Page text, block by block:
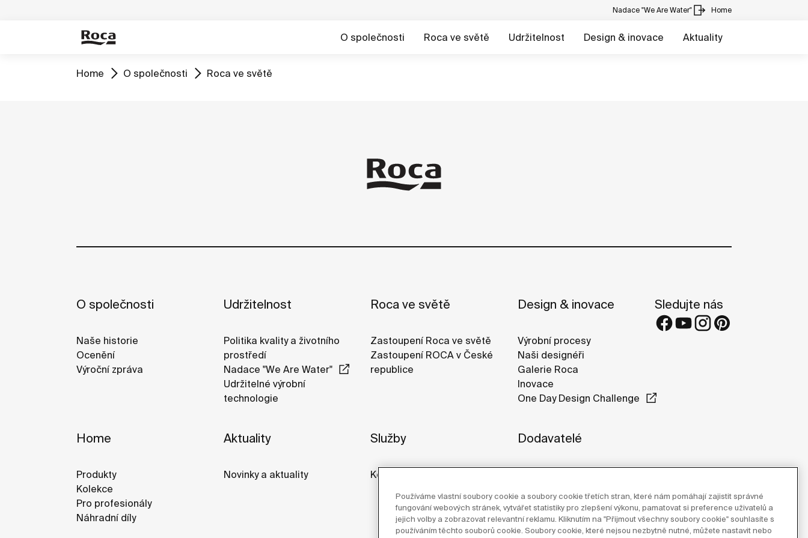
Nadace "We Are Water" Home
O společnosti Roca ve světě Udržitelnost Design & inovace Aktuality
Home O společnosti Roca ve světě
O společnosti
Naše historie
Ocenění
Výroční zpráva
Udržitelnost
Politika kvality a životního
prostředí
Nadace "We Are Water"
Udržitelné výrobní
technologie
Roca ve světě
Zastoupení Roca ve světě
Zastoupení ROCA v České
republice
Design & inovace
Výrobní procesy
Naši designéři
Galerie Roca
Inovace
One Day Design Challenge
Home
Produkty
Kolekce
Pro profesionály
Náhradní díly
Aktuality
Novinky a aktuality
Služby
Kontakt
Dodavatelé
Sledujte nás
Používáme vlastní soubory cookie a soubory cookie třetích stran, které nám pomáhají zajistit správné
fungování webových stránek, vytvářet statistiky pro zlepšení výkonu, pamatovat si preference uživatelů a
jejich volby a zobrazovat relevantní reklamu. Kliknutím na "Přijmout všechny soubory cookie" souhlasíte s
používáním těchto souborů cookie. Soubory cookie, které nejsou nezbytně nutné, můžete nastavit nebo